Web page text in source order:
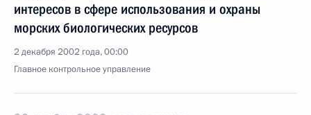
интересов в сфере использования и охраны
морских биологических ресурсов
2 декабря 2002 года, 00:00
Главное контрольное управление